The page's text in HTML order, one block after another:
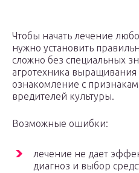
Чтобы начать лечение
нужно установить
сложно без специальных
агротехника выращивания
ознакомление с
вредителей культуры.
Возможные ошибки:
лечение не дает
диагноз и выбор